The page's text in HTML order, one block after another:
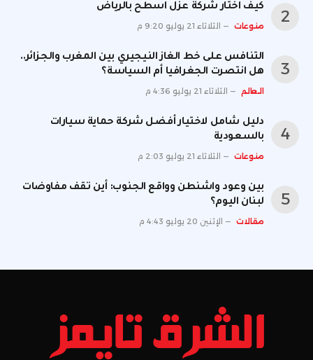
كيف اختار شركة عزل اسطح بالرياض
منوعات الثلاثاء 21 يوليو 9:20 م
التنافس على خط الغاز النيجيري بين المغرب والجزائر..
هل انتصرت الجغرافيا أم السياسة؟
العالم الثلاثاء 21 يوليو 4:36 م
دليل شامل لاختيار أفضل شركة حماية سيارات
بالسعودية
منوعات الثلاثاء 21 يوليو 2:03 م
بين وعود واشنطن وواقع الجنوب: أين تقف مفاوضات
لبنان اليوم؟
مقالات الإثنين 20 يوليو 4:43 م